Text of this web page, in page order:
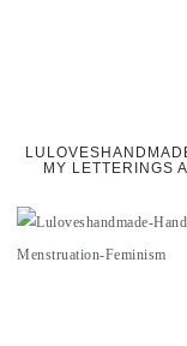
MY LETTERINGS